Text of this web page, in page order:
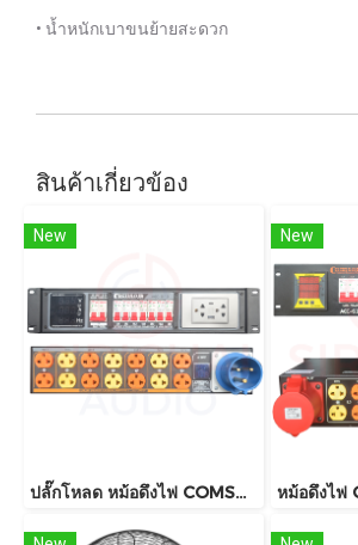
• น้ำหนักเบาขนย้ายสะดวก
สินค้าเกี่ยวข้อง
New
ปลั๊กโหลด หม้อดึงไฟ COMSON รุ่น AEC649 (POWER LOAD CENTER 8Way+5V USB) 2เฟส
New